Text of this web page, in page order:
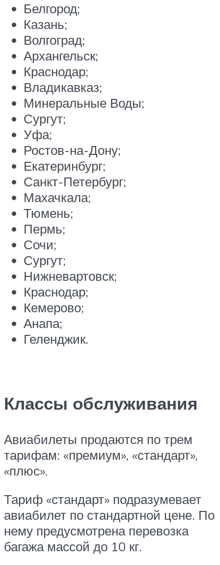
Белгород;
Казань;
Волгоград;
Архангельск;
Краснодар;
Владикавказ;
Минеральные Воды;
Сургут;
Уфа;
Ростов-на-Дону;
Екатеринбург;
Санкт-Петербург;
Махачкала;
Тюмень;
Пермь;
Сочи;
Сургут;
Нижневартовск;
Краснодар;
Кемерово;
Анапа;
Геленджик.
Классы обслуживания
Авиабилеты продаются по трем
тарифам: «премиум», «стандарт»,
«плюс».
Тариф «стандарт» подразумевает
авиабилет по стандартной цене. По
нему предусмотрена перевозка
багажа массой до 10 кг.